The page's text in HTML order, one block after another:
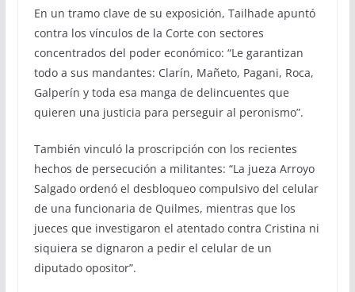
En un tramo clave de su exposición, Tailhade apuntó
contra los vínculos de la Corte con sectores
concentrados del poder económico: “Le garantizan
todo a sus mandantes: Clarín, Mañeto, Pagani, Roca,
Galperín y toda esa manga de delincuentes que
quieren una justicia para perseguir al peronismo”.
También vinculó la proscripción con los recientes
hechos de persecución a militantes: “La jueza Arroyo
Salgado ordenó el desbloqueo compulsivo del celular
de una funcionaria de Quilmes, mientras que los
jueces que investigaron el atentado contra Cristina ni
siquiera se dignaron a pedir el celular de un
diputado opositor”.